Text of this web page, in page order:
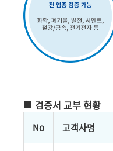
검증서 교부 현황
No 고객사명